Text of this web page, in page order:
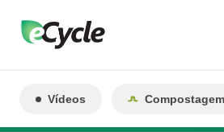
Vídeos Compostagem